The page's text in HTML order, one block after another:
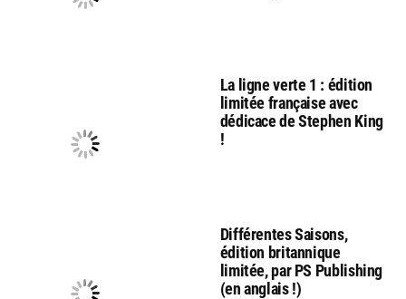
La ligne verte 1 : édition
limitée française avec
dédicace de Stephen King
!
Différentes Saisons,
édition britannique
limitée, par PS Publishing
(en anglais !)